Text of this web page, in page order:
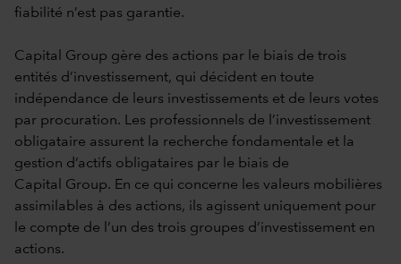
fiabilité n’est pas garantie.
Capital Group gère des actions par le biais de trois
entités d’investissement, qui décident en toute
indépendance de leurs investissements et de leurs votes
par procuration. Les professionnels de l’investissement
obligataire assurent la recherche fondamentale et la
gestion d’actifs obligataires par le biais de
Capital Group. En ce qui concerne les valeurs mobilières
assimilables à des actions, ils agissent uniquement pour
le compte de l’un des trois groupes d’investissement en
actions.